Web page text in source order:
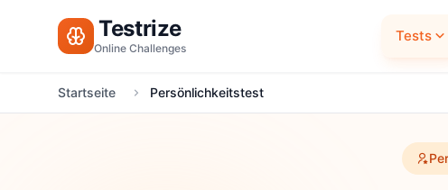
Testrize
Online Challenges
Tests
Startseite Persönlichkeitstest